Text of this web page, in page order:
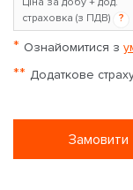
страховка (з ПДВ)
?
* Ознайомитися з
** Додаткове
Замовити